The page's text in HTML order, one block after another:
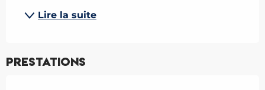
Lire la suite
Prestations